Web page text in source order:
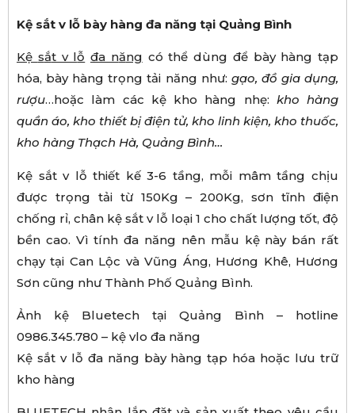
Kệ sắt v lỗ bày hàng đa năng tại Quảng Bình
Kệ sắt v lỗ đa năng có thể dùng để bày hàng tạp
hóa, bày hàng trọng tải năng như: gạo, đồ gia dụng,
rượu…hoặc làm các kệ kho hàng nhẹ: kho hàng
quần áo, kho thiết bị điện tử, kho linh kiện, kho thuốc,
kho hàng Thạch Hà, Quảng Bình…
Kệ sắt v lỗ thiết kế 3-6 tầng, mỗi mâm tầng chịu
được trọng tải từ 150Kg – 200Kg, sơn tĩnh điện
chống rỉ, chân kệ sắt v lỗ loại 1 cho chất lượng tốt, độ
bền cao. Vì tính đa năng nên mẫu kệ này bán rất
chạy tại Can Lộc và Vũng Áng, Hương Khê, Hương
Sơn cũng như Thành Phố Quảng Bình.
Ảnh kệ Bluetech tại Quảng Bình – hotline
0986.345.780 – kệ vlo đa năng
Kệ sắt v lỗ đa năng bày hàng tạp hóa hoặc lưu trữ
kho hàng